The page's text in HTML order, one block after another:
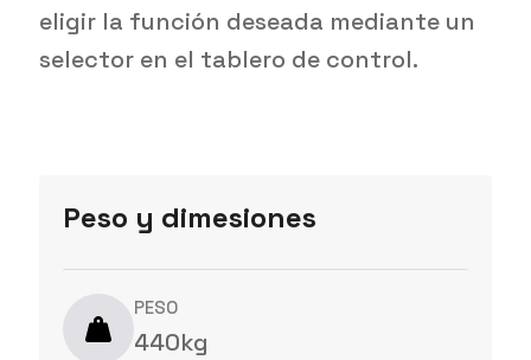
eligir la función deseada mediante un
selector en el tablero de control.
Peso y dimesiones
PESO
440kg